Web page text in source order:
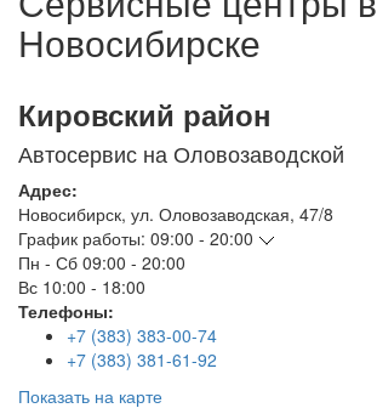
Новосибирске
Кировский район
Автосервис на Оловозаводской
Адрес:
Новосибирск, ул. Оловозаводская, 47/8
График работы: 09:00 - 20:00
Пн - Сб 09:00 - 20:00
Вс 10:00 - 18:00
Телефоны:
+7 (383) 383-00-74
+7 (383) 381-61-92
Показать на карте